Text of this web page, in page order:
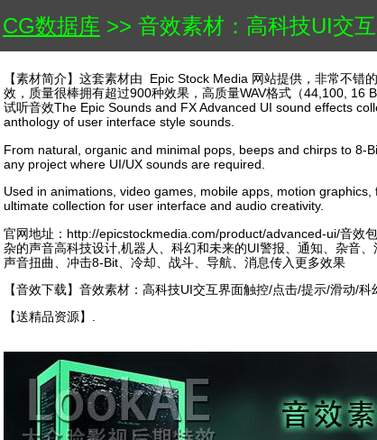
CG数据库 >> 音效素材：高科技UI交互界面触
【素材简介】这套素材由 Epic Stock Media 网站提供，非常不
效，质量很棒拥有超过900种效果，高质量WAV格式（44,100, 16
试听音效The Epic Sounds and FX Advanced UI sound effects
anthology of user interface style sounds.
From natural, organic and minimal pops, beeps and chirps to 8-
any project where UI/UX sounds are required.
Used in animations, video games, mobile apps, motion
ultimate collection for user interface and audio creativity.
官网地址：http://epicstockmedia.com/product/advanced-ui/音效
杂的声音高科技设计,机器人、科幻和未来的UI警报、通知、杂音
声音扭曲、冲击8-Bit、冷却、战斗、导航、消息传入更多效果
【音效下载】音效素材：高科技UI交互界面触控/点击/提示/滑动/
【送精品资源】.